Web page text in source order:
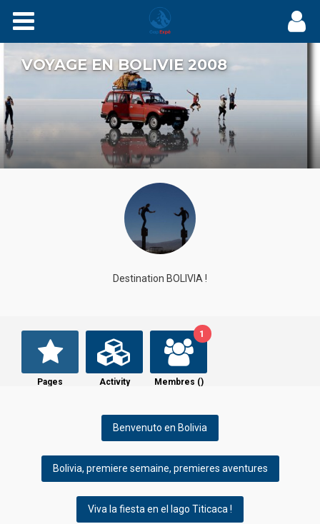
Récits
VOYAGE EN BOLIVIE 2008
Destination BOLIVIA !
Pages Activity Membres (
1
)
Benvenuto en Bolivia
Bolivia, premiere semaine, premieres aventures
Viva la fiesta en el lago Titicaca !